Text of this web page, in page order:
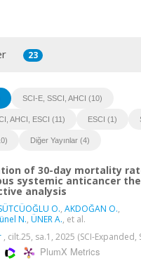
23
SCI-E, SSCI, AHCI (10)
AHCI, ESCI (11) ESCI (1)
Diğer Yayınlar (4)
of 30-day mortality
systemic anticancer
analysis
O., AKDOĞAN O.,
N., ÜNER A., et al.
, cilt.25, sa.1, 2025 (SCI-Expanded,
PlumX Metrics